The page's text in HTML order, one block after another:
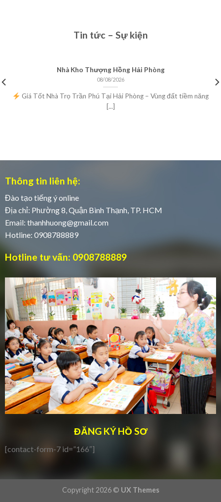
Tin tức – Sự kiện
Nhà Kho Thượng Hồng Hải Phòng
08/08/2026
Giá Tốt Nhà Trọ Trần Phú Tại Hải Phòng – Vùng đất tiềm năng
[...]
Thông tin liên hệ:
Đào tạo tiếng ý online
Địa chỉ: Phường 8, Quận Bình Thạnh, TP. HCM
Email: thanhhuong@gmail.com
Hotline: 0908788889
Hotline tư vấn: 0908788889
ĐĂNG KÝ HỒ SƠ
[contact-form-7 id=”166″]
Copyright 2026 © UX Themes